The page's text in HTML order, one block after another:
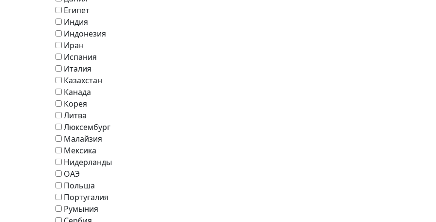
Египет
Индия
Индонезия
Иран
Испания
Италия
Казахстан
Канада
Корея
Литва
Люксембург
Малайзия
Мексика
Нидерланды
ОАЭ
Польша
Португалия
Румыния